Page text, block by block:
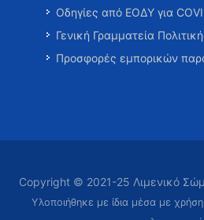
Οδηγίες από ΕΟΔΥ για
Γενική Γραμματεία
Προσφορές εμπορικών
Copyright © 2021-25 Λιμενικό
Υλοποιήθηκε με ίδια μέσα με